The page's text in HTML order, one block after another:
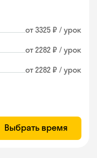
от 3325 ₽ / урок
от 2282 ₽ / урок
от 2282 ₽ / урок
Выбрать время